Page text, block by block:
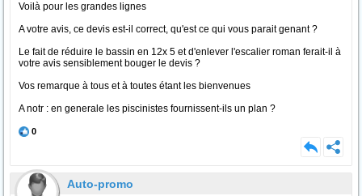
Voilà pour les grandes lignes
A votre avis, ce devis est-il correct, qu'est ce qui vous parait genant ?
Le fait de réduire le bassin en 12x 5 et d'enlever l'escalier roman ferait-il à
votre avis sensiblement bouger le devis ?
Vos remarque à tous et à toutes étant les bienvenues
A notr : en generale les piscinistes fournissent-ils un plan ?
0
Auto-promo